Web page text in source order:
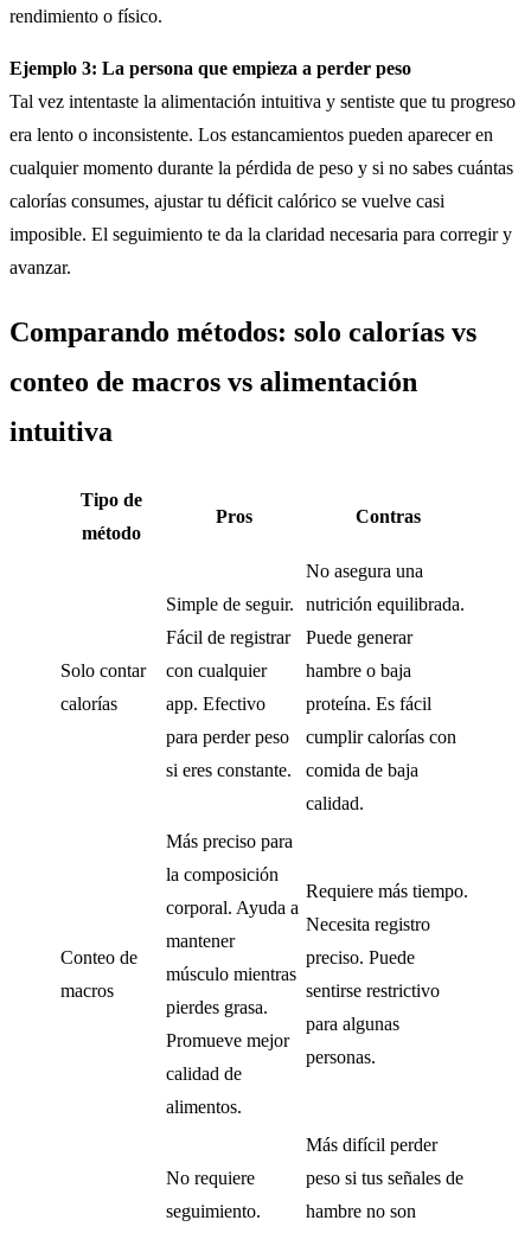
rendimiento o físico.
Ejemplo 3: La persona que empieza a perder peso
Tal vez intentaste la alimentación intuitiva y sentiste que tu progreso
era lento o inconsistente. Los estancamientos pueden aparecer en
cualquier momento durante la pérdida de peso y si no sabes cuántas
calorías consumes, ajustar tu déficit calórico se vuelve casi
imposible. El seguimiento te da la claridad necesaria para corregir y
avanzar.
Comparando métodos: solo calorías vs
conteo de macros vs alimentación
intuitiva
Tipo de
método
Pros Contras
Solo contar
calorías
Simple de seguir.
Fácil de registrar
con cualquier
app. Efectivo
para perder peso
si eres constante.
No asegura una
nutrición equilibrada.
Puede generar
hambre o baja
proteína. Es fácil
cumplir calorías con
comida de baja
calidad.
Conteo de
macros
Más preciso para
la composición
corporal. Ayuda a
mantener
músculo mientras
pierdes grasa.
Promueve mejor
calidad de
alimentos.
Requiere más tiempo.
Necesita registro
preciso. Puede
sentirse restrictivo
para algunas
personas.
No requiere
seguimiento.
Más difícil perder
peso si tus señales de
hambre no son